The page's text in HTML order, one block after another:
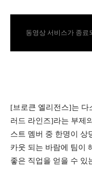
동영상 서비스가 종료
[브로큰 엘리전스]는 다
러드 라인즈]라는 부제
스트 멤버 중 한명이 상
카웃 되는 바람에 팀이
좋은 직업을 얻을 수 있